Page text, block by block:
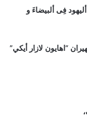
فِى ألبيضاءَ و
“اهايون لازار أيكي”